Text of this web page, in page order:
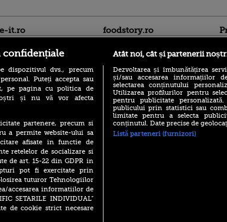
it.ro foodstory.ro
(P) Descoperă Lumea
Evenimentelor din România
cu Transilvania Events!
confidențiale
dispozitivul dvs., precum
Puteți accepta sau
pe pagina cu politica de
și nu vă vor afecta
partenere, precum si
a permite website-ului sa
afisate in functie de
retelelor de socializare si
de art. 15-22 din GDPR in
pot fi exercitate prin
tuturor Tehnologiilor
accesarea informatiilor de
SETARILE INDIVIDUAL”
de cookie strict necesare
Atât noi, cât și partenerii
Dezvoltarea și îmbunătățirea
și/sau accesarea informațiilor
selectarea conținutului
Utilizarea profilurilor pentru
pentru publicitate
publicului prin statistici sau
limitate pentru a selecta
conținutul. Date precise de
Listă parteneri (furnizori)